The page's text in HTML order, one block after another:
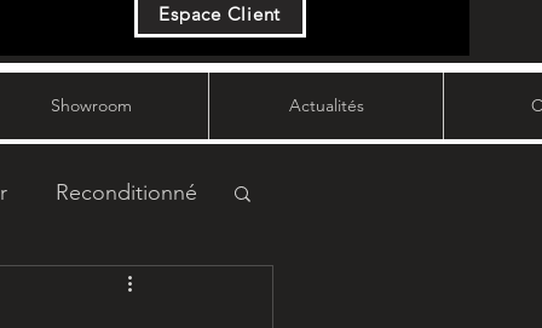
Espace Client
Showroom Actualités
Reconditionné